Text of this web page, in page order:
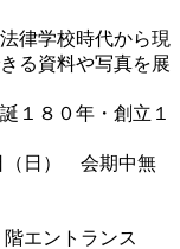
律学校時代から現
る資料や写真を展
８０年・創立１
（日） 会期中無
エントランス